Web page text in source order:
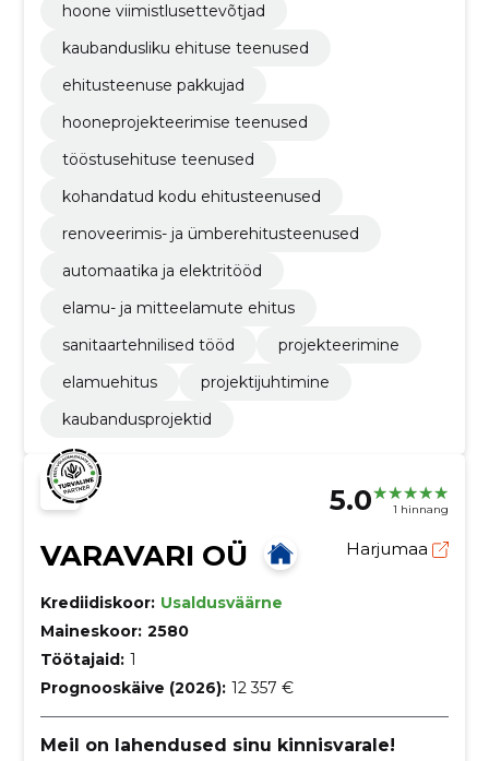
hoone viimistlusettevõtjad
kaubandusliku ehituse teenused
ehitusteenuse pakkujad
hooneprojekteerimise teenused
tööstusehituse teenused
kohandatud kodu ehitusteenused
renoveerimis- ja ümberehitusteenused
automaatika ja elektritööd
elamu- ja mitteelamute ehitus
sanitaartehnilised tööd
projekteerimine
elamuehitus
projektijuhtimine
kaubandusprojektid
5.0 1 hinnang
VARAVARI OÜ Harjumaa
Krediidiskoor: Usaldusväärne
Maineskoor: 2580
Töötajaid: 1
Prognooskäive (2026): 12 357 €
Meil on lahendused sinu kinnisvarale!